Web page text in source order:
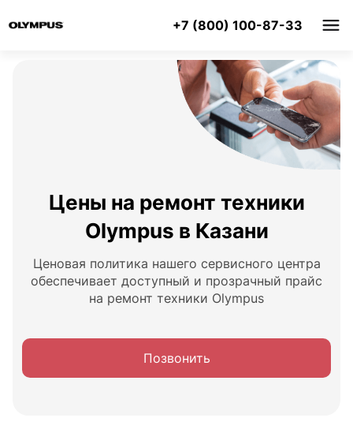
+7 (800) 100-87-33
Цены на ремонт техники
Olympus в Казани
Ценовая политика нашего сервисного центра
обеспечивает доступный и прозрачный прайс
на ремонт техники Olympus
Позвонить